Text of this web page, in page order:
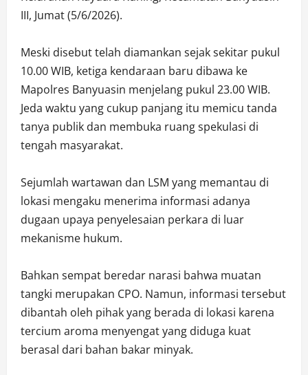
III, Jumat (5/6/2026).
Meski disebut telah diamankan sejak sekitar pukul
10.00 WIB, ketiga kendaraan baru dibawa ke
Mapolres Banyuasin menjelang pukul 23.00 WIB.
Jeda waktu yang cukup panjang itu memicu tanda
tanya publik dan membuka ruang spekulasi di
tengah masyarakat.
Sejumlah wartawan dan LSM yang memantau di
lokasi mengaku menerima informasi adanya
dugaan upaya penyelesaian perkara di luar
mekanisme hukum.
Bahkan sempat beredar narasi bahwa muatan
tangki merupakan CPO. Namun, informasi tersebut
dibantah oleh pihak yang berada di lokasi karena
tercium aroma menyengat yang diduga kuat
berasal dari bahan bakar minyak.